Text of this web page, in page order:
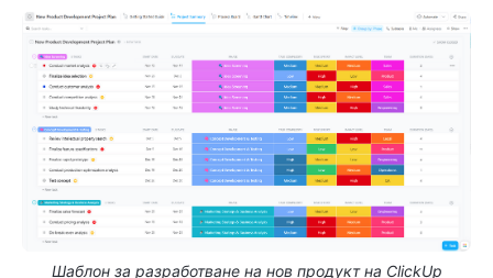
Шаблон за разработване на нов продукт на ClickUp